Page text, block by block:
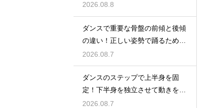
2026.08.8
ダンスで重要な骨盤の前傾と後傾
の違い！正しい姿勢で踊るための
鍵
2026.08.7
ダンスのステップで上半身を固
定！下半身を独立させて動きを際
立たせる
2026.08.7